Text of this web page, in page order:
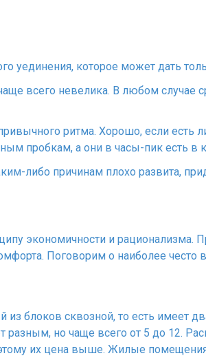
уединения, которое может дать
всего невелика. В любом случае
ритма. Хорошо, если есть
пробкам, а они в часы-пик есть в
либо причинам плохо развита,
экономичности и рационализма.
Поговорим о наиболее често
из блоков сквозной, то есть имеет
разным, но чаще всего от 5 до 12.
их цена выше. Жилые помещения